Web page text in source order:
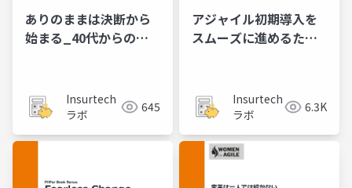
ありのままは決断から
始まる_40代からの探
Insurtech
ラボ
645
アジャイル初期導入を​
スムーズに​進める​ため
Insurtech
ラボ
6.3K